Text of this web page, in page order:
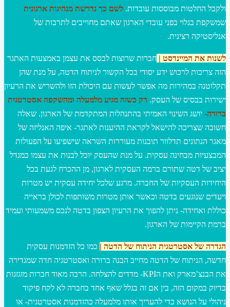
ולקבל החלטות מבוססות עובדות. לשם כך נדרשת מנהיגות ארגונית
שמשקפת בגלוי בפני עובדי הארגון שאתם מחוייבים לתרבות של
אנליסטיקה רצינית.
לשנות את המיינדסט | חברות שרוצות לבסס את עצמן באמצעות האתגר
הזה צריכות לרכוש ידע יסודי בכל הקשור לניתוח הדטה, על מנת שהן
תקלוטנה במהירות מה אפשר לעשות עם היכולת הזו ולהשריש את הרעיון
ישירות בבסיס של העסק. רק כשזה מגיע מלמעלה ומהשקפה אסטרטגית
ברורה- יושג השינוי האמיתי בהתנהלות המתקדמת של הארגון. שאלה
חשובה שצריכה להישאל לקראת ההיענות לאתגר- איפה האנליזה של
מאגר הנתונים תדלוור תובנות מעוררות השראה שישפיעו על הפעולות
המבצעיות מבחינה עסקית. על מנת שהעסק יוכל לבנות את עצמו כמגדל
יציב של דטה שתורם ברמה העסקית לארגון, מן ההכרח לגעת בכל
היחידות העסקיות של החברה. מרגע שלכל יחידה עסקית יש מטרות
ויעדים שנוגעים בדטה וכאשר אותן מטרות משותפות לכולן בראייה
כוללת ואחידה- ניתן להפוך את הרעיון הצפון בדטה לנכס משמעותי ועמיד
ברמת הקיימות של הארגון.
הגדרה של אסטרטגית הניתוח של הדטה | כמו כל הזדמנות עסקית
חדשה, הניתוח של הדטה מחייב הבנה ברורה ואסטרטגיה חדה שמגדירה
את הבנצ’מארק ואת הKPI- מדדים להצלחה. הרבה מאוד חברות מזגזגות
בדיוק במקום הזה, בין אם זה בגלל שאף אחד בחברה לא לקח פיקוד
ניהולי על הנושא כדי להעריך אותו מלמעלה כהזדמנות אסטרטגית- או